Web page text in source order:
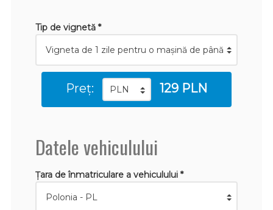
Tip de vignetă *
Preț: 129 PLN
Datele vehiculului
Țara de înmatriculare a vehiculului *